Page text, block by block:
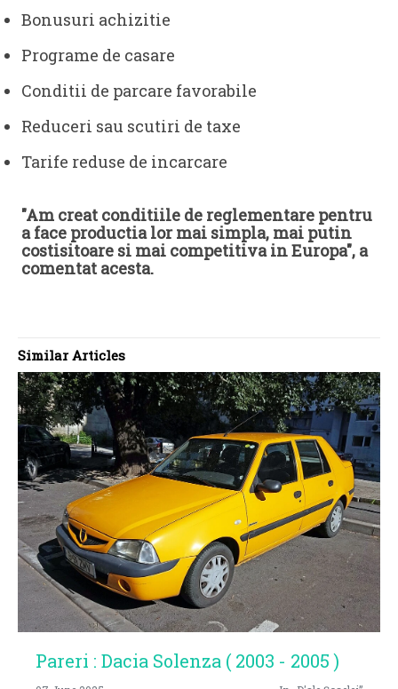
Bonusuri achizitie
Programe de casare
Conditii de parcare favorabile
Reduceri sau scutiri de taxe
Tarife reduse de incarcare
"Am creat conditiile de reglementare pentru
a face productia lor mai simpla, mai putin
costisitoare si mai competitiva in Europa", a
comentat acesta.
Similar Articles
Pareri : Dacia Solenza ( 2003 - 2005 )